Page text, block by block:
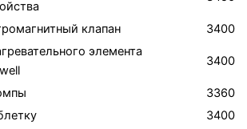
клапан
3400
элемента
3400
3360
3400